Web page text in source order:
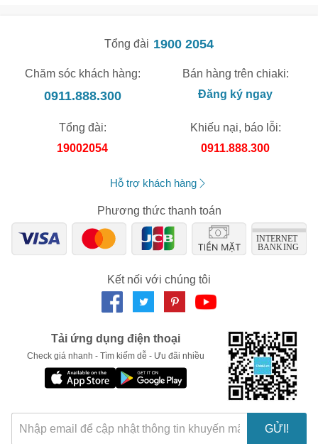
Tổng đài 1900 2054
Chăm sóc khách hàng:
0911.888.300
Bán hàng trên chiaki:
Đăng ký ngay
Tổng đài:
19002054
Khiếu nại, báo lỗi:
0911.888.300
Hỗ trợ khách hàng
Phương thức thanh toán
Kết nối với chúng tôi
Tải ứng dụng điện thoại
Check giá nhanh - Tìm kiếm dễ - Ưu đãi nhiều
GỬI!
🎁 Đừng Bỏ Lỡ! 🎁
Mã Giảm Giá Dành Riêng Cho Bạn
Giảm ngay-cho bất kỳ đơn hàng nào.